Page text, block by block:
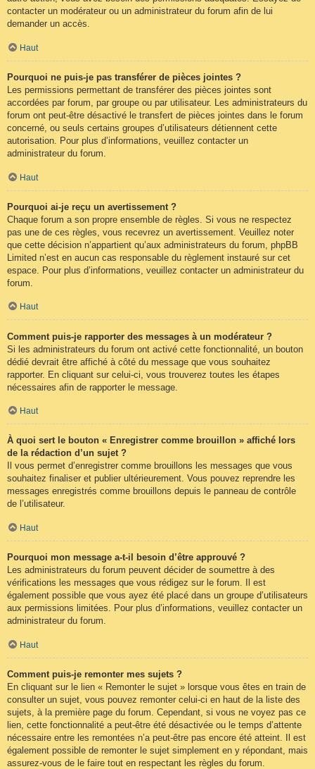
contacter un modérateur ou un administrateur du forum afin de lui
demander un accès.
Haut
Pourquoi ne puis-je pas transférer de pièces jointes ?
Les permissions permettant de transférer des pièces jointes sont
accordées par forum, par groupe ou par utilisateur. Les administrateurs du
forum ont peut-être désactivé le transfert de pièces jointes dans le forum
concerné, ou seuls certains groupes d’utilisateurs détiennent cette
autorisation. Pour plus d’informations, veuillez contacter un
administrateur du forum.
Haut
Pourquoi ai-je reçu un avertissement ?
Chaque forum a son propre ensemble de règles. Si vous ne respectez
pas une de ces règles, vous recevrez un avertissement. Veuillez noter
que cette décision n’appartient qu’aux administrateurs du forum, phpBB
Limited n’est en aucun cas responsable du règlement instauré sur cet
espace. Pour plus d’informations, veuillez contacter un administrateur du
forum.
Haut
Comment puis-je rapporter des messages à un modérateur ?
Si les administrateurs du forum ont activé cette fonctionnalité, un bouton
dédié devrait être affiché à côté du message que vous souhaitez
rapporter. En cliquant sur celui-ci, vous trouverez toutes les étapes
nécessaires afin de rapporter le message.
Haut
À quoi sert le bouton « Enregistrer comme brouillon » affiché lors
de la rédaction d’un sujet ?
Il vous permet d’enregistrer comme brouillons les messages que vous
souhaitez finaliser et publier ultérieurement. Vous pouvez reprendre les
messages enregistrés comme brouillons depuis le panneau de contrôle
de l’utilisateur.
Haut
Pourquoi mon message a-t-il besoin d’être approuvé ?
Les administrateurs du forum peuvent décider de soumettre à des
vérifications les messages que vous rédigez sur le forum. Il est
également possible que vous ayez été placé dans un groupe d’utilisateurs
aux permissions limitées. Pour plus d’informations, veuillez contacter un
administrateur du forum.
Haut
Comment puis-je remonter mes sujets ?
En cliquant sur le lien « Remonter le sujet » lorsque vous êtes en train de
consulter un sujet, vous pouvez remonter celui-ci en haut de la liste des
sujets, à la première page du forum. Cependant, si vous ne voyez pas ce
lien, cette fonctionnalité a peut-être été désactivée ou le temps d’attente
nécessaire entre les remontées n’a peut-être pas encore été atteint. Il est
également possible de remonter le sujet simplement en y répondant, mais
assurez-vous de le faire tout en respectant les règles du forum.